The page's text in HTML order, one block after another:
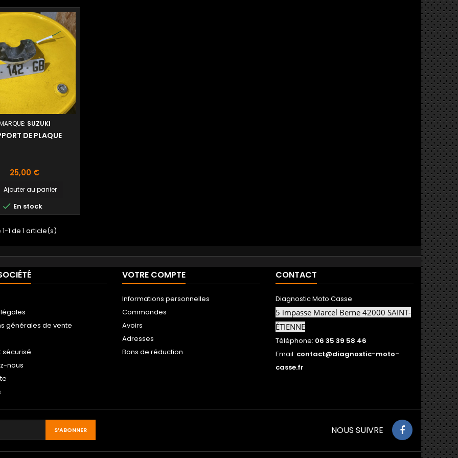
SUZUKI
DE PLAQUE
Prix
25,00 €
Ajouter au panier
 En stock
1 de 1 article(s)
générales de vente
sécurisé
nous
VOTRE COMPTE
Informations personnelles
Commandes
Avoirs
Adresses
Bons de réduction
CONTACT
Diagnostic Moto Casse
5 impasse Marcel Berne 42000 SAINT-
ÉTIENNE
Téléphone: 06 35 39 58 46
Email: contact@diagnostic-moto-
casse.fr
NOUS SUIVRE